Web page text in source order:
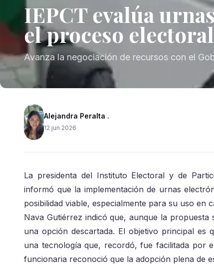
IEPCT evalúa
el proceso
Avanza la negociación de recursos con el
Alejandra Peralta .
12 jun 2026
La presidenta del Instituto Electoral y de
informó que la implementación de urnas
posibilidad viable, especialmente para su uso en
Nava Gutiérrez indicó que, aunque la propuesta
una opción descartada. El objetivo principal es
una tecnología que, recordó, fue facilitada por
funcionaria reconoció que la adopción plena de